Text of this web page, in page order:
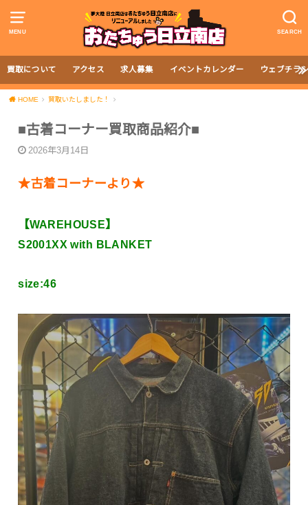
MENU SEARCH
買取について アクセス 求人募集 イベントカレンダー ウェブチラ
HOME 買取いたしました！
■古着コーナー買取商品紹介■
2026年3月14日
★古着コーナーより★
【WAREHOUSE】
S2001XX with BLANKET
size:46